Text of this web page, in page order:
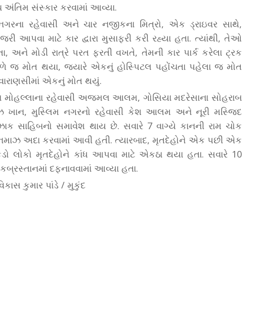
અંતિમ સંસ્કાર કરવામાં આવ્યા.
રહેવાસી અને ચાર નજીકના મિત્રો, એક ડ્રાઇવર સાથે,
આપવા માટે કાર દ્વારા મુસાફરી કરી રહ્યા હતા. ત્યાંથી, તેઓ
અને મોડી રાત્રે પરત ફરતી વખતે, તેમની કાર પાર્ક કરેલા ટ્રક
જ મોત થયા, જ્યારે એકનું હોસ્પિટલ પહોંચતા પહેલા જ મોત
એકનું મોત થયું.
મોહલ્લાના રહેવાસી અજમલ આલમ, ગોસિયા મદરેસાના સોહરાબ
ખાન, મુસ્લિમ નગરનો રહેવાસી કેશ આલમ અને નૂરી મસ્જિદ
સાહિબનો સમાવેશ થાય છે. સવારે 7 વાગ્યે કાનની રામ ચોક
અદા કરવામાં આવી હતી. ત્યારબાદ, મૃતદેહોને એક પછી એક
લોકો મૃતદેહોને કાંધ આપવા માટે એકઠા થયા હતા. સવારે 10
દફનાવવામાં આવ્યા હતા.
કુમાર પાંડે / મુકુંદ